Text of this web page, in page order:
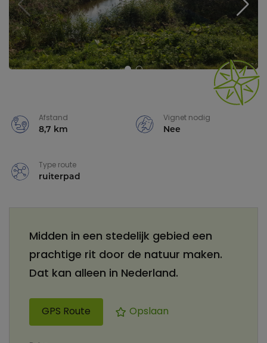
Afstand
8,7 km
Vignet nodig
Nee
Type route
ruiterpad
Midden in een stedelijk gebied een
prachtige rit door de natuur maken.
Dat kan alleen in Nederland.
GPS Route Opslaan